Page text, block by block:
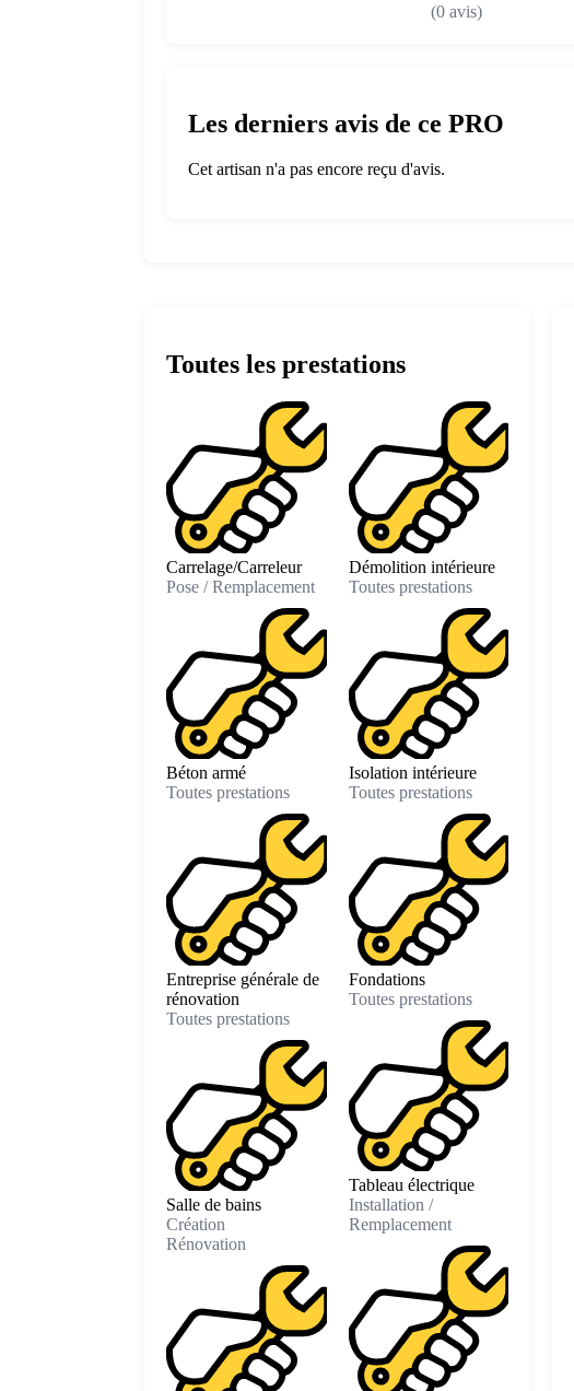
Toutes les prestations
Carrelage/Carreleur
Pose / Remplacement
Béton armé
Toutes prestations
Entreprise générale de
rénovation
Toutes prestations
Salle de bains
Création
Rénovation
Démolition intérieure
Toutes prestations
Isolation intérieure
Toutes prestations
Fondations
Toutes prestations
Tableau électrique
Installation /
Remplacement
(0 avis)
Les derniers avis de ce PRO
Cet artisan n'a pas encore reçu d'avis.